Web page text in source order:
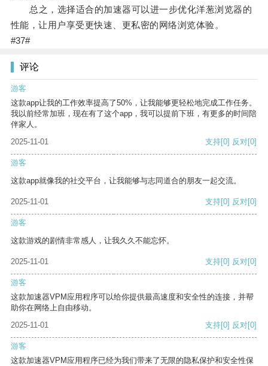
总之，选择适合的加速器可以进一步优化洋葱浏览器的
性能，让用户享受更快速、更私密的网络浏览体验。
#37#
评论
游客
这款app让我的工作效率提高了50%，让我能够更轻松地完成工作任务。
我以前经常加班，现在有了这个app，我可以提前下班，有更多的时间陪
伴家人。
2025-11-01
支持[0] 反对[0]
游客
这款app就像我的社交平台，让我能够与志同道合的朋友一起交流。
2025-11-01 支持[0] 反对[0]
游客
这款游戏的剧情非常感人，让我久久不能忘怀。
2025-11-01 支持[0] 反对[0]
游客
这款加速器VPM应用程序可以给你提供最高速度和安全性的连接，并帮
助你在网络上自由移动。
2025-11-01
支持[0] 反对[0]
游客
这款加速器VPM应用程序已经为我们带来了无限的隐私保护和安全性保